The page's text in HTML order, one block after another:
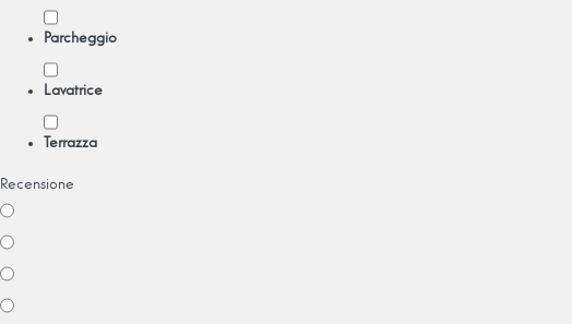
Parcheggio
Lavatrice
Terrazza
Recensione